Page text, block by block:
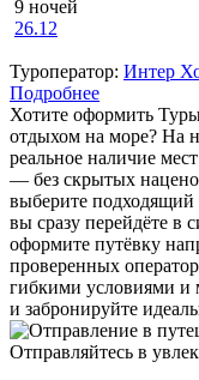
9 ночей
26.12
Туроператор: Интер
Подробнее
Хотите оформить
отдыхом на море? На
реальное наличие
— без скрытых
выберите подходящий
вы сразу перейдёте в
оформите путёвку
проверенных
гибкими условиями и
и забронируйте
Отправляйтесь в